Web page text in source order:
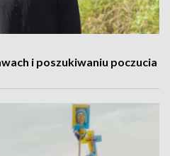
i poszukiwaniu poczucia